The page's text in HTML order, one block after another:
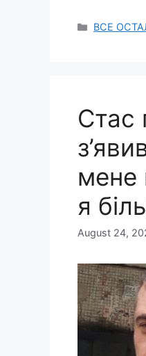
Categories
ВСЕ
Стас
мене
я
August 24,